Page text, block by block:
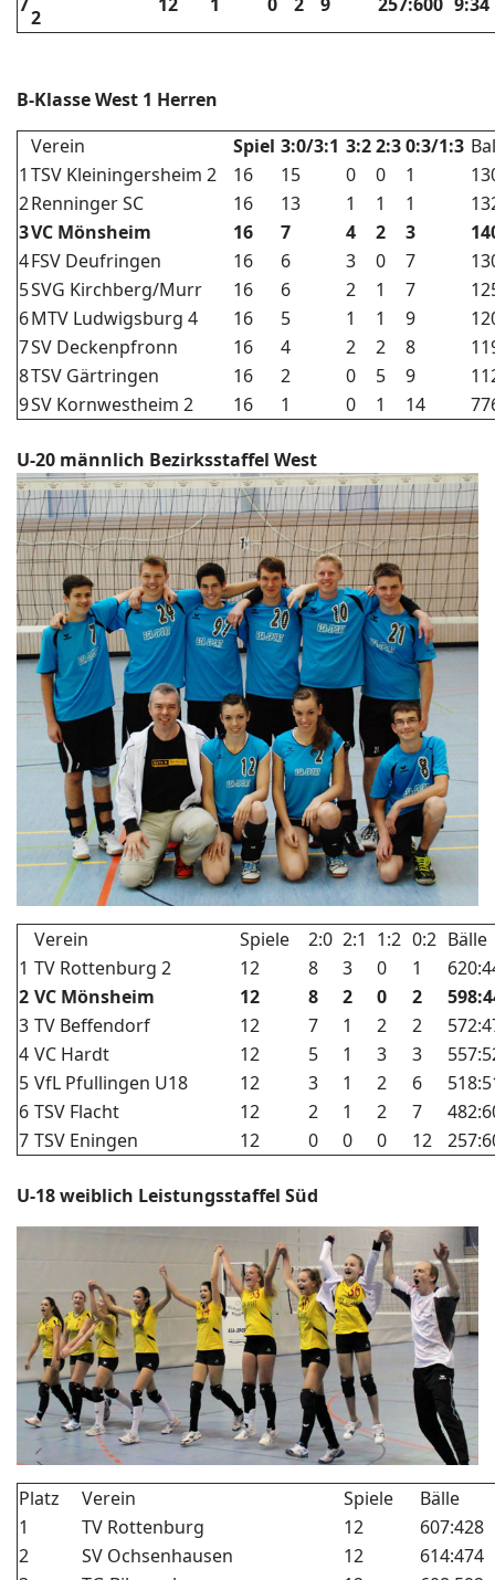
2
B-Klasse West 1 Herren
Verein
Spiel 3:0/3:1 3:22:30:3/1:3
1 TSV Kleiningersheim 2 16 15 0 0 1
2Renninger SC 16 13 1 1 1
3VC Mönsheim 16 7 4 2 3
4FSV Deufringen 16 6 3 0 7
5SVG Kirchberg/Murr 16 6 2 1 7
6MTV Ludwigsburg 4 16 5 1 1 9
7SV Deckenpfronn 16 4 2 2 8
8TSV Gärtringen 16 2 0 5 9
9SV Kornwestheim 2 16 1 0 1 14
U-20 männlich Bezirksstaffel West
Verein Spiele 2:0 2:1 1:2 0:2 Bälle
1 TV Rottenburg 2 12 8 3 0 1
2 VC Mönsheim 12 8 2 0 2
3 TV Beffendorf 12 7 1 2 2
4 VC Hardt 12 5 1 3 3
5 VfL Pfullingen U18 12 3 1 2 6
6 TSV Flacht 12 2 1 2 7
7 TSV Eningen 12 0 0 0 12
U-18 weiblich Leistungsstaffel Süd
Platz Verein Spiele
Bälle
1
TV Rottenburg 12
607:428
2
SV Ochsenhausen 12
614:474